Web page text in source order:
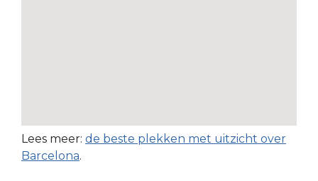
Lees meer: de beste plekken met uitzicht over
Barcelona.